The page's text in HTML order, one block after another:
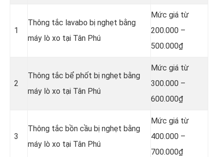
1
Thông tắc lavabo bị nghẹt bằng
máy lò xo tại Tân Phú
Mức giá từ
200.000 –
500.000₫
2
Thông tắc bể phốt bị nghẹt bằng
máy lò xo tại Tân Phú
Mức giá từ
300.000 –
600.000₫
3
Thông tắc bồn cầu bị nghẹt bằng
máy lò xo tại Tân Phú
Mức giá từ
400.000 –
700.000₫